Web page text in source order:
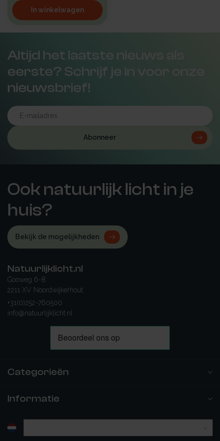
In winkelwagen
Altijd het laatste nieuws als
eerste? Schrijf je in voor onze
nieuwsbrief!
Abonneer
Ook natuurlijk licht in je
huis?
Bekijk de mogelijkheden
Natuurlijklicht.nl
Gooweg 6-8
2211 XV Noordwijkerhout
+31(0)252-760500
info@natuurlijklicht.nl
Categorieën
Informatie